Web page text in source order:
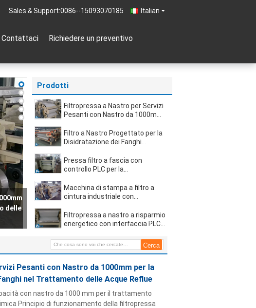
Italian
Sales & Support:0086--15093070185
Contattaci Richiedere un preventivo
Prodotti
Filtropressa a Nastro per Servizi
Pesanti con Nastro da 1000mm
dei Fanghi nel Trattamento delle
Acque Reflue dell'Industria
Filtro a Nastro Progettato per la
Disidratazione dei Fanghi
Scientifico e Configurazione
Avanzata del Distributore
Pressa filtro a fascia con
controllo PLC per la
fanghi nei sistemi di
trattamento delle acque reflue
Macchina di stampa a filtro a
cintura industriale con
gravità e zone di stampa per
applicazioni di trattamento dei
Filtropressa a nastro a risparmio
energetico con interfaccia PLC
disidratazione dei fanghi nelle
applicazioni chimiche,
alimentari
Pesanti con Nastro da 1000mm per la
nel Trattamento delle Acque Reflue
con nastro da 1000 mm per il trattamento
Principio di funzionamento della filtropressa